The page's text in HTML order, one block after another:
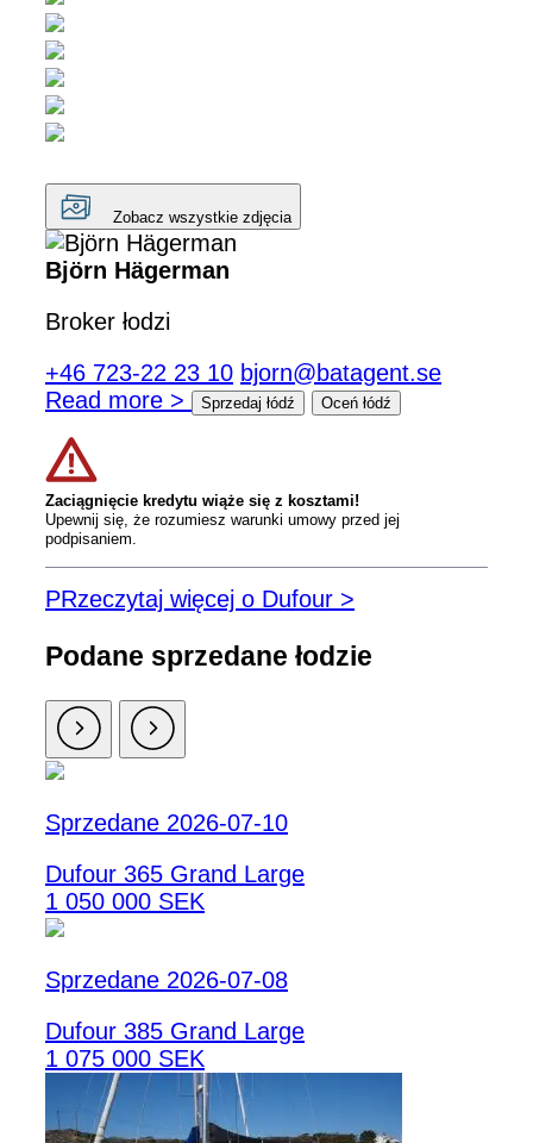
Zobacz wszystkie zdjęcia
Björn Hägerman
Broker łodzi
+46 723-22 23 10 bjorn@batagent.se
Read more >
Sprzedaj łódź Oceń łódź
Zaciągnięcie kredytu wiąże się z kosztami!
Upewnij się, że rozumiesz warunki umowy przed jej
podpisaniem.
PRzeczytaj więcej o Dufour >
Podane sprzedane łodzie
Sprzedane 2026-07-10
Dufour 365 Grand Large
1 050 000 SEK
Sprzedane 2026-07-08
Dufour 385 Grand Large
1 075 000 SEK